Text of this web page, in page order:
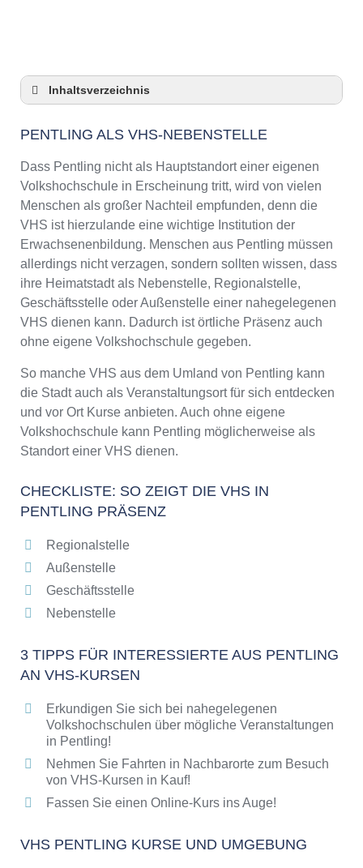
Inhaltsverzeichnis
Checkliste: So zeigt die VHS in Pentling
3 Tipps für Interessierte aus Pentling an VHS-
Kursen
VHS Pentling Kurse und Umgebung
VHS Pentling – Öffnungszeiten und
Telefonnummer
Online-Kurse – Alternative Angebote zu einem
Top-Kurse an der Abendschule Pentling
Weiterbildung in Pentling
PENTLING ALS VHS-NEBENSTELLE
Dass Pentling nicht als Hauptstandort einer eigenen
Volkshochschule in Erscheinung tritt, wird von vielen
Menschen als großer Nachteil empfunden, denn die
VHS ist hierzulande eine wichtige Institution der
Erwachsenenbildung. Menschen aus Pentling müssen
allerdings nicht verzagen, sondern sollten wissen, dass
ihre Heimatstadt als Nebenstelle, Regionalstelle,
Geschäftsstelle oder Außenstelle einer nahegelegenen
VHS dienen kann. Dadurch ist örtliche Präsenz auch
ohne eigene Volkshochschule gegeben.
So manche VHS aus dem Umland von Pentling kann
die Stadt auch als Veranstaltungsort für sich entdecken
und vor Ort Kurse anbieten. Auch ohne eigene
Volkshochschule kann Pentling möglicherweise als
Standort einer VHS dienen.
CHECKLISTE: SO ZEIGT DIE VHS IN
PENTLING PRÄSENZ
Regionalstelle
Außenstelle
Geschäftsstelle
Nebenstelle
3 TIPPS FÜR INTERESSIERTE AUS PENTLING
AN VHS-KURSEN
Erkundigen Sie sich bei nahegelegenen
Volkshochschulen über mögliche Veranstaltungen
in Pentling!
Nehmen Sie Fahrten in Nachbarorte zum Besuch
von VHS-Kursen in Kauf!
Fassen Sie einen Online-Kurs ins Auge!
VHS PENTLING KURSE UND UMGEBUNG